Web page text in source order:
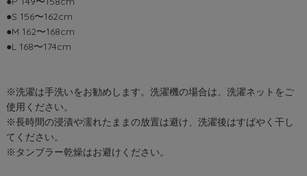
●S 156〜162cm
●M 162〜168cm
●L 168〜174cm
※洗濯は手洗いをお勧めします。洗濯機の場合は、洗濯ネットをご
使用ください。
※長時間の浸漬や濡れたままの放置は避け、洗濯後はすばやく干し
てください。
※タンブラー乾燥はお避けください。